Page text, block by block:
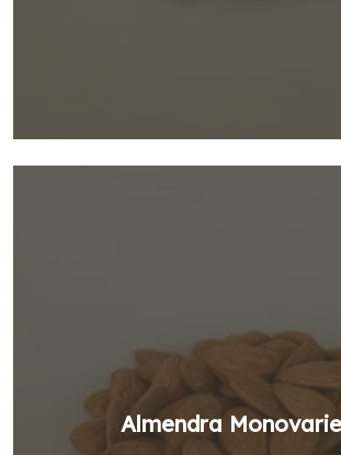
Almendra